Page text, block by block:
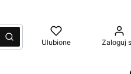
Szukaj Ulubione Zaloguj